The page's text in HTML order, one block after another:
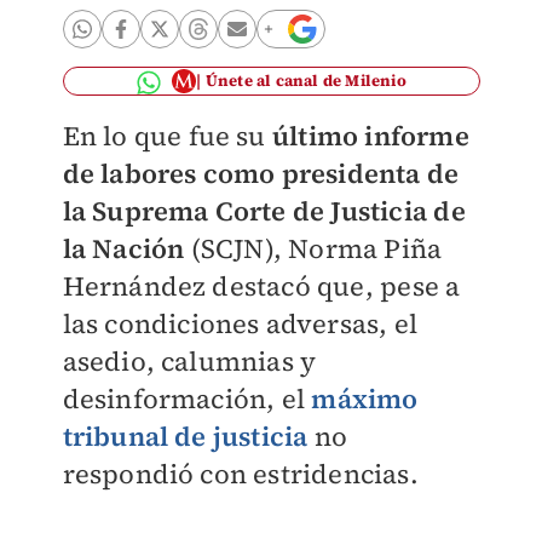
Únete al canal de Milenio
En lo que fue su último informe
de labores como presidenta de
la Suprema Corte de Justicia de
la Nación (SCJN), Norma Piña
Hernández destacó que, pese a
las condiciones adversas, el
asedio, calumnias y
desinformación, elmáximo
tribunal de justicia no
respondió con estridencias.